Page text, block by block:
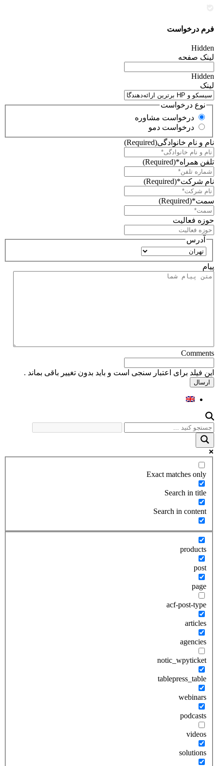
فرم درخواست
Hidden
لینک صفحه
Hidden
لینک
نوع درخواست
درخواست مشاوره
درخواست دمو
نام و نام خانوادگی(Required)
تلفن همراه*(Required)
نام شرکت*(Required)
سمت*(Required)
حوزه فعالیت
آدرس
استان
پیام
Comments
این فیلد برای اعتبار سنجی است و باید بدون تغییر باقی بماند .
Exact matches only
Search in title
Search in content
products
post
page
acf-post-type
articles
agencies
notic_wpyticket
tablepress_table
webinars
podcasts
videos
solutions